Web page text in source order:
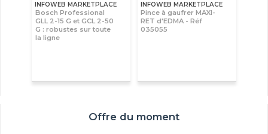
INFOWEB MARKETPLACE
Bosch Professional
GLL 2-15 G et GCL 2-50
G : robustes sur toute
la ligne
INFOWEB MARKETPLACE
Pince à gaufrer MAXI-
RET d'EDMA - Réf
035055
Offre du moment